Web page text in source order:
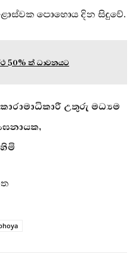
පොහොය දින සිදුවේ.
50% ක් ධාවනයට
උතුරු මධ්‍යම